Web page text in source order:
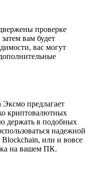
проверке
вам будет
вас могут
предлагает
криптовалютных
держать в подобных
надежной
или и вовсе
на вашем ПК.